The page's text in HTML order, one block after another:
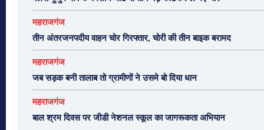
महराजगंज
तीन अंतरजनपदीय वाहन चोर गिरफ्तार, चोरी की तीन बाइक बरामद
महराजगंज
जब सड़क बनी तालाब तो ग्रामीणों ने उसमे बो दिया धान
महराजगंज
बाल श्रम दिवस पर जीडी नेशनल स्कूल का जागरूकता अभियान